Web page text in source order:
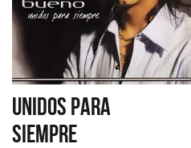
UNIDOS PARA
SIEMPRE